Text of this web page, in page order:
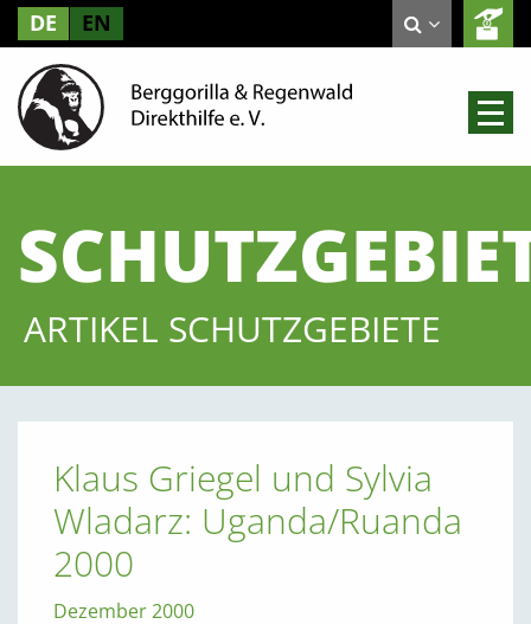
DE EN
ARTIKEL SCHUTZGEBIETE
Klaus Griegel und Sylvia
Wladarz: Uganda/Ruanda
2000
Dezember 2000